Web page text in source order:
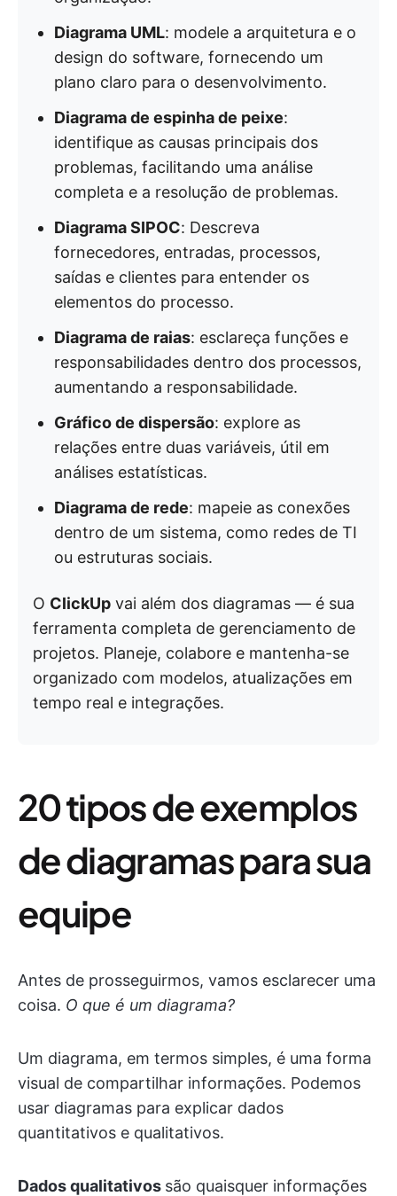
Diagrama UML: modele a arquitetura e o
design do software, fornecendo um
plano claro para o desenvolvimento.
Diagrama de espinha de peixe:
identifique as causas principais dos
problemas, facilitando uma análise
completa e a resolução de problemas.
Diagrama SIPOC: Descreva
fornecedores, entradas, processos,
saídas e clientes para entender os
elementos do processo.
Diagrama de raias: esclareça funções e
responsabilidades dentro dos processos,
aumentando a responsabilidade.
Gráfico de dispersão: explore as
relações entre duas variáveis, útil em
análises estatísticas.
Diagrama de rede: mapeie as conexões
dentro de um sistema, como redes de TI
ou estruturas sociais.
O ClickUp vai além dos diagramas — é sua
ferramenta completa de gerenciamento de
projetos. Planeje, colabore e mantenha-se
organizado com modelos, atualizações em
tempo real e integrações.
20 tipos de exemplos
de diagramas para sua
equipe
Antes de prosseguirmos, vamos esclarecer uma
coisa. O que é um diagrama?
Um diagrama, em termos simples, é uma forma
visual de compartilhar informações. Podemos
usar diagramas para explicar dados
quantitativos e qualitativos.
Dados qualitativos são quaisquer informações